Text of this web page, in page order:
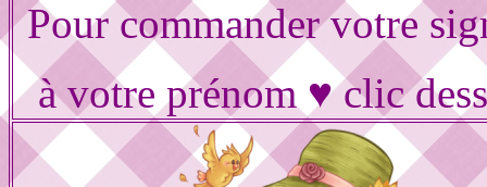
Pour commander votre
à votre prénom ♥ clic